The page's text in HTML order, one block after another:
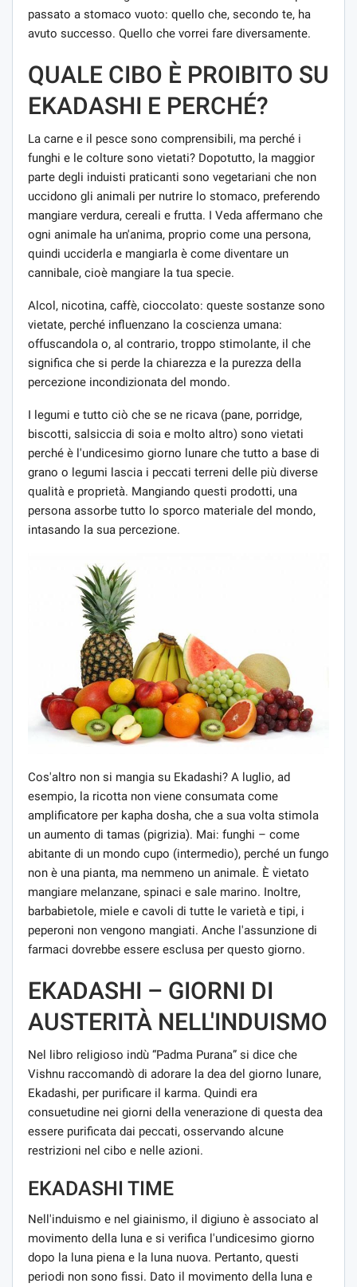
passato a stomaco vuoto: quello che, secondo te, ha
avuto successo. Quello che vorrei fare diversamente.
QUALE CIBO È PROIBITO SU
EKADASHI E PERCHÉ?
La carne e il pesce sono comprensibili, ma perché i
funghi e le colture sono vietati? Dopotutto, la maggior
parte degli induisti praticanti sono vegetariani che non
uccidono gli animali per nutrire lo stomaco, preferendo
mangiare verdura, cereali e frutta. I Veda affermano che
ogni animale ha un'anima, proprio come una persona,
quindi ucciderla e mangiarla è come diventare un
cannibale, cioè mangiare la tua specie.
Alcol, nicotina, caffè, cioccolato: queste sostanze sono
vietate, perché influenzano la coscienza umana:
offuscandola o, al contrario, troppo stimolante, il che
significa che si perde la chiarezza e la purezza della
percezione incondizionata del mondo.
I legumi e tutto ciò che se ne ricava (pane, porridge,
biscotti, salsiccia di soia e molto altro) sono vietati
perché è l'undicesimo giorno lunare che tutto a base di
grano o legumi lascia i peccati terreni delle più diverse
qualità e proprietà. Mangiando questi prodotti, una
persona assorbe tutto lo sporco materiale del mondo,
intasando la sua percezione.
Cos'altro non si mangia su Ekadashi? A luglio, ad
esempio, la ricotta non viene consumata come
amplificatore per kapha dosha, che a sua volta stimola
un aumento di tamas (pigrizia). Mai: funghi – come
abitante di un mondo cupo (intermedio), perché un fungo
non è una pianta, ma nemmeno un animale. È vietato
mangiare melanzane, spinaci e sale marino. Inoltre,
barbabietole, miele e cavoli di tutte le varietà e tipi, i
peperoni non vengono mangiati. Anche l'assunzione di
farmaci dovrebbe essere esclusa per questo giorno.
EKADASHI – GIORNI DI
AUSTERITÀ NELL'INDUISMO
Nel libro religioso indù “Padma Purana” si dice che
Vishnu raccomandò di adorare la dea del giorno lunare,
Ekadashi, per purificare il karma. Quindi era
consuetudine nei giorni della venerazione di questa dea
essere purificata dai peccati, osservando alcune
restrizioni nel cibo e nelle azioni.
EKADASHI TIME
Nell'induismo e nel giainismo, il digiuno è associato al
movimento della luna e si verifica l'undicesimo giorno
dopo la luna piena e la luna nuova. Pertanto, questi
periodi non sono fissi. Dato il movimento della luna e